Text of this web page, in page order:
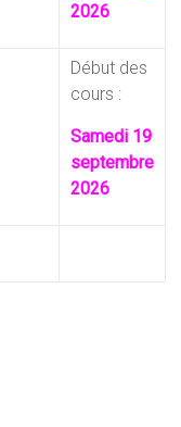
2026
Début des
cours :
Samedi 19
septembre
2026